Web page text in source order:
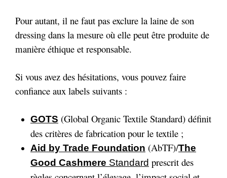
Pour autant, il ne faut pas exclure la laine de son
dressing dans la mesure où elle peut être produite de
manière éthique et responsable.
Si vous avez des hésitations, vous pouvez faire
confiance aux labels suivants :
GOTS (Global Organic Textile Standard) définit
des critères de fabrication pour le textile ;
Aid by Trade Foundation (AbTF)/The
Good Cashmere Standard prescrit des